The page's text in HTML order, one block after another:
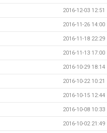
2016-12-03 12:51
2016-11-26 14:00
2016-11-18 22:29
2016-11-13 17:00
2016-10-29 18:14
2016-10-22 10:21
2016-10-15 12:44
2016-10-08 10:33
2016-10-02 21:49